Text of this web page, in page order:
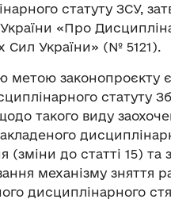
статуту ЗСУ,
«Про
Сил України» (№ 5121).
метою законопроєкту
статуту
такого виду
(зміни до статті 15) та
механізму зняття
дисциплінарного